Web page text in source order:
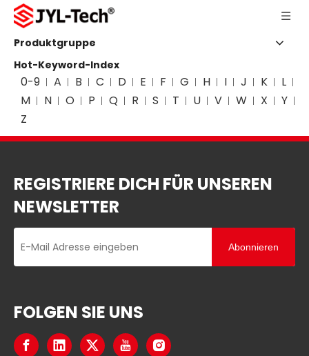
Produktgruppe
Hot-Keyword-Index
0-9 A B C D E F G H I J K
L
M
N O P Q R S T U V W X
Y
Z
REGISTRIERE DICH FÜR UNSEREN
NEWSLETTER
Abonnieren
FOLGEN SIE UNS